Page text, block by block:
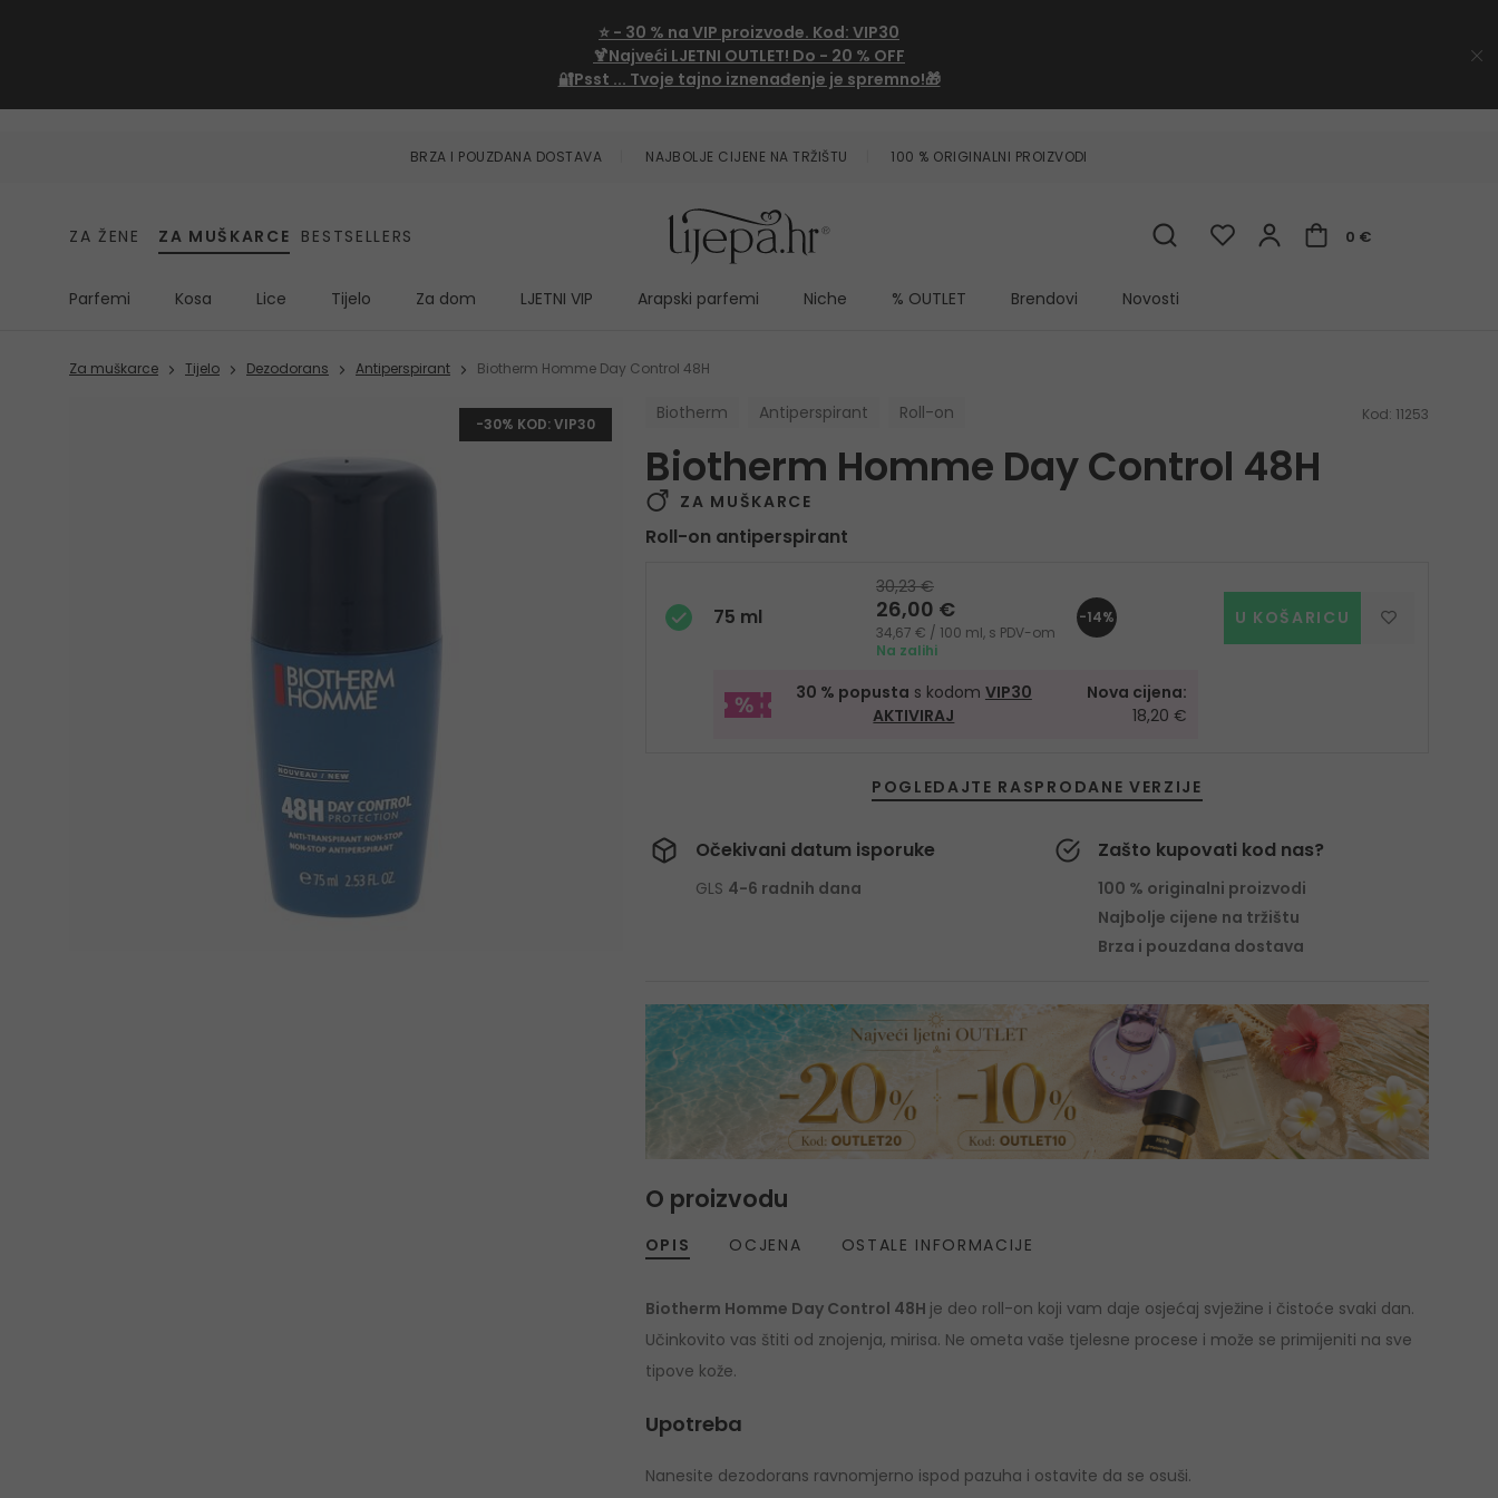
⭐ - 30 % na VIP proizvode. Kod: VIP30
🍹Najveći LJETNI OUTLET! Do - 20 % OFF
🔐Psst ... Tvoje tajno iznenađenje je spremno!🎁
BRZA I POUZDANA DOSTAVA NAJBOLJE CIJENE NA TRŽIŠTU 100 % ORIGINALNI PROIZVODI
ZA ŽENE ZA MUŠKARCE BESTSELLERS 0 €
Parfemi Kosa Lice Tijelo Za dom LJETNI VIP Arapski parfemi Niche % OUTLET Brendovi Novosti
Za muškarce Tijelo Dezodorans Antiperspirant Biotherm Homme Day Control 48H
-30% KOD: VIP30
Biotherm Antiperspirant Roll-on Kod: 11253
Biotherm Homme Day Control 48H
ZA MUŠKARCE
Roll-on antiperspirant
75 ml
30,23 €
26,00 €
34,67 € / 100 ml, s PDV-om
Na zalihi
-14% U KOŠARICU
30 % popusta s kodom VIP30
AKTIVIRAJ
Nova cijena:
18,20 €
POGLEDAJTE RASPRODANE VERZIJE
Očekivani datum isporuke
GLS 4-6 radnih dana
Zašto kupovati kod nas?
100 % originalni proizvodi
Najbolje cijene na tržištu
Brza i pouzdana dostava
O proizvodu
OPIS
Biotherm Homme Day Control 48H je deo roll-on koji vam daje osjećaj svježine i čistoće svaki dan.
Učinkovito vas štiti od znojenja, mirisa. Ne ometa vaše tjelesne procese i može se primijeniti na sve
tipove kože.
Upotreba
Nanesite dezodorans ravnomjerno ispod pazuha i ostavite da se osuši.
OCJENA OSTALE INFORMACIJE